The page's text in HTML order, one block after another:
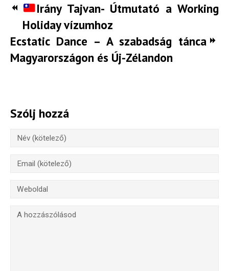
Irány Tajvan- Útmutató a Working
Holiday vízumhoz
Ecstatic Dance – A szabadság tánca
Magyarországon és Új-Zélandon
Szólj hozzá